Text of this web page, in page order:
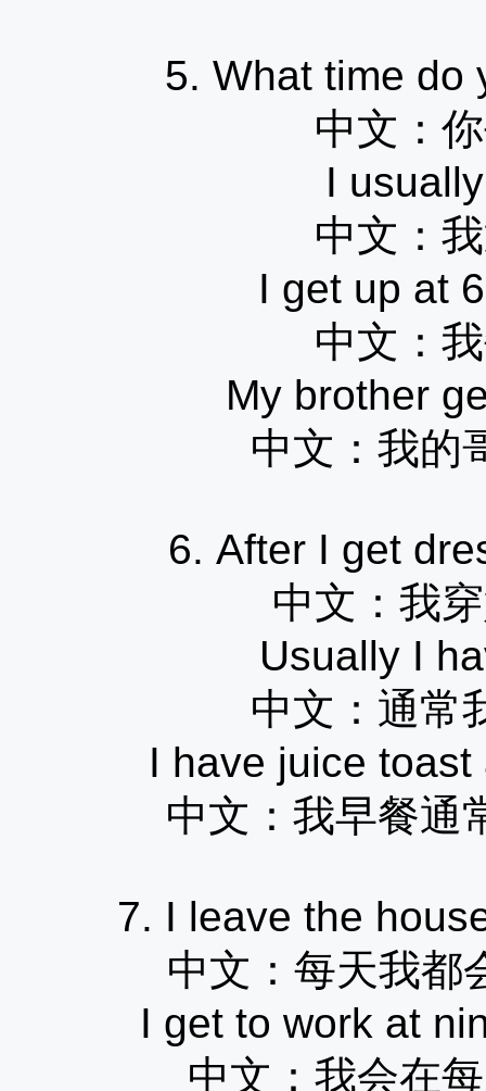
5. What time do
中文：
I
中文：
I get up at
中文：
My brother
中文： 我的
6. After I get
中文： 我
Usually I
中文： 通常
I have juice
中文：我早餐通
7. I leave the
中文： 每天我都
I get to work at
中文： 我会在